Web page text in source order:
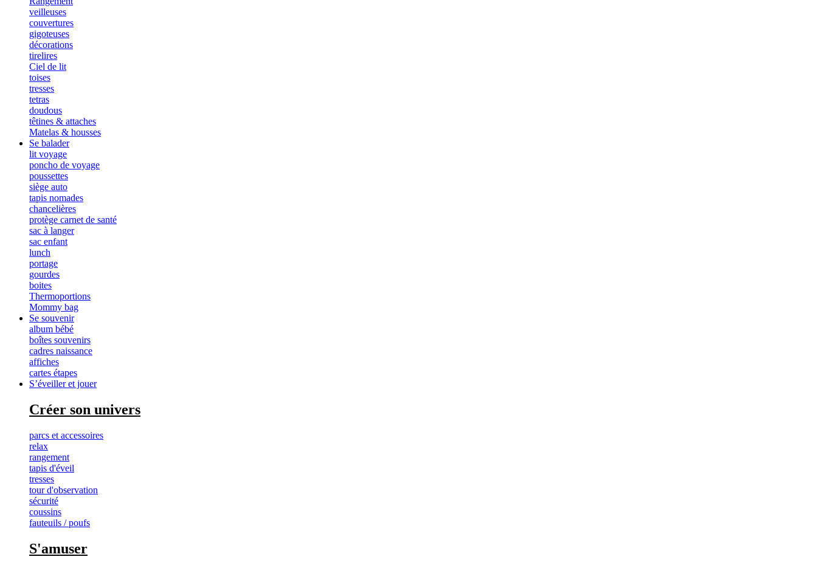
veilleuses
couvertures
gigoteuses
décorations
tirelires
Ciel de lit
toises
tresses
tetras
doudous
têtines & attaches
Matelas & housses
Se balader
lit voyage
poncho de voyage
poussettes
siège auto
tapis nomades
chancelières
protège carnet de santé
sac à langer
sac enfant
lunch
portage
gourdes
boites
Thermoportions
Mommy bag
Se souvenir
album bébé
boîtes souvenirs
cadres naissance
affiches
cartes étapes
S’éveiller et jouer
Créer son univers
parcs et accessoires
relax
rangement
tapis d'éveil
tresses
tour d'observation
sécurité
coussins
fauteuils / poufs
S'amuser